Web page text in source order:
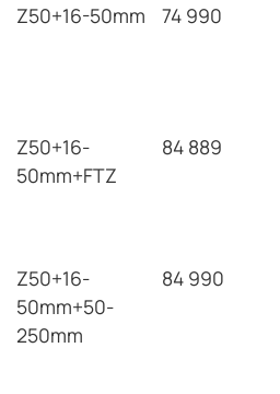
Z50+16-50mm 74 990
Z50+16-
50mm+FTZ
84 889
Z50+16-
50mm+50-
250mm
84 990